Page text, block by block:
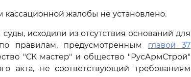
жалобы не установлено.
исходили из отсутствия оснований для
правилам, предусмотренным главой 37
"СК мастер" и общество "РусАрмСтрой"
акта, не соответствующий требованиям